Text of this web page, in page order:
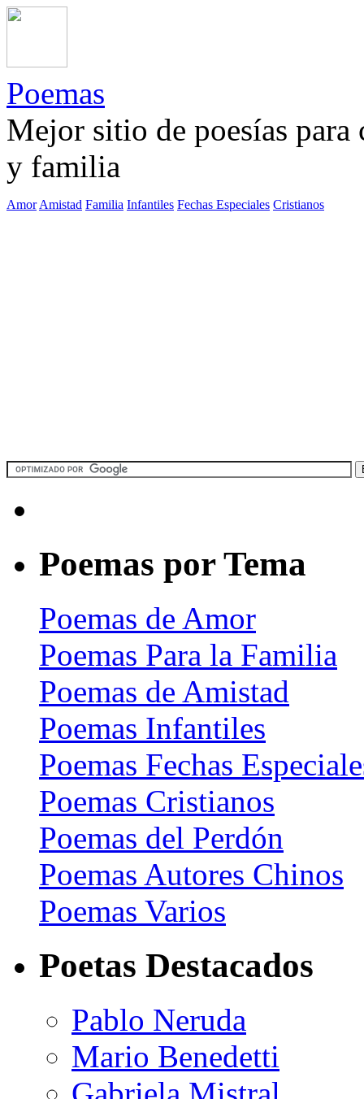
Poemas
Mejor sitio de poesías
y familia
Amor Amistad Familia Infantiles Fechas Especiales Cristianos
Poemas por Tema
Poemas de Amor
Poemas Para la Familia
Poemas de Amistad
Poemas Infantiles
Poemas Fechas
Poemas Cristianos
Poemas del Perdón
Poemas Autores Chinos
Poemas Varios
Poetas Destacados
Pablo Neruda
Mario Benedetti